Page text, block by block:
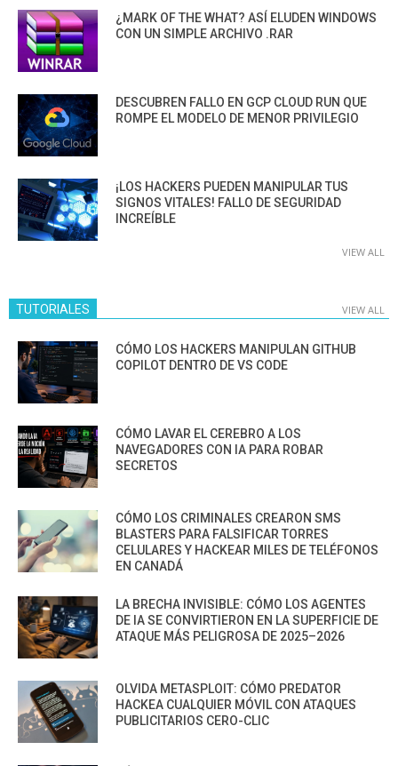
¿MARK OF THE WHAT? ASÍ ELUDEN WINDOWS
CON UN SIMPLE ARCHIVO .RAR
DESCUBREN FALLO EN GCP CLOUD RUN QUE
ROMPE EL MODELO DE MENOR PRIVILEGIO
¡LOS HACKERS PUEDEN MANIPULAR TUS
SIGNOS VITALES! FALLO DE SEGURIDAD
INCREÍBLE
VIEW ALL
TUTORIALES VIEW ALL
CÓMO LOS HACKERS MANIPULAN GITHUB
COPILOT DENTRO DE VS CODE
CÓMO LAVAR EL CEREBRO A LOS
NAVEGADORES CON IA PARA ROBAR
SECRETOS
CÓMO LOS CRIMINALES CREARON SMS
BLASTERS PARA FALSIFICAR TORRES
CELULARES Y HACKEAR MILES DE TELÉFONOS
EN CANADÁ
LA BRECHA INVISIBLE: CÓMO LOS AGENTES
DE IA SE CONVIRTIERON EN LA SUPERFICIE DE
ATAQUE MÁS PELIGROSA DE 2025–2026
OLVIDA METASPLOIT: CÓMO PREDATOR
HACKEA CUALQUIER MÓVIL CON ATAQUES
PUBLICITARIOS CERO-CLIC